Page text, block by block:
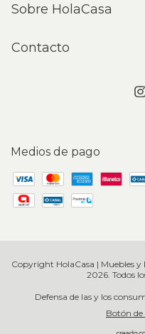
Sobre HolaCasa
Contacto
Medios de pago
Copyright HolaCasa | Muebles y
2026. Todos
Defensa de las y los
Botón